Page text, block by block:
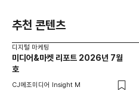
추천 콘텐츠
디지털 마케팅
미디어&마켓 리포트 2026년 7월
호
CJ메조미디어 Insight M